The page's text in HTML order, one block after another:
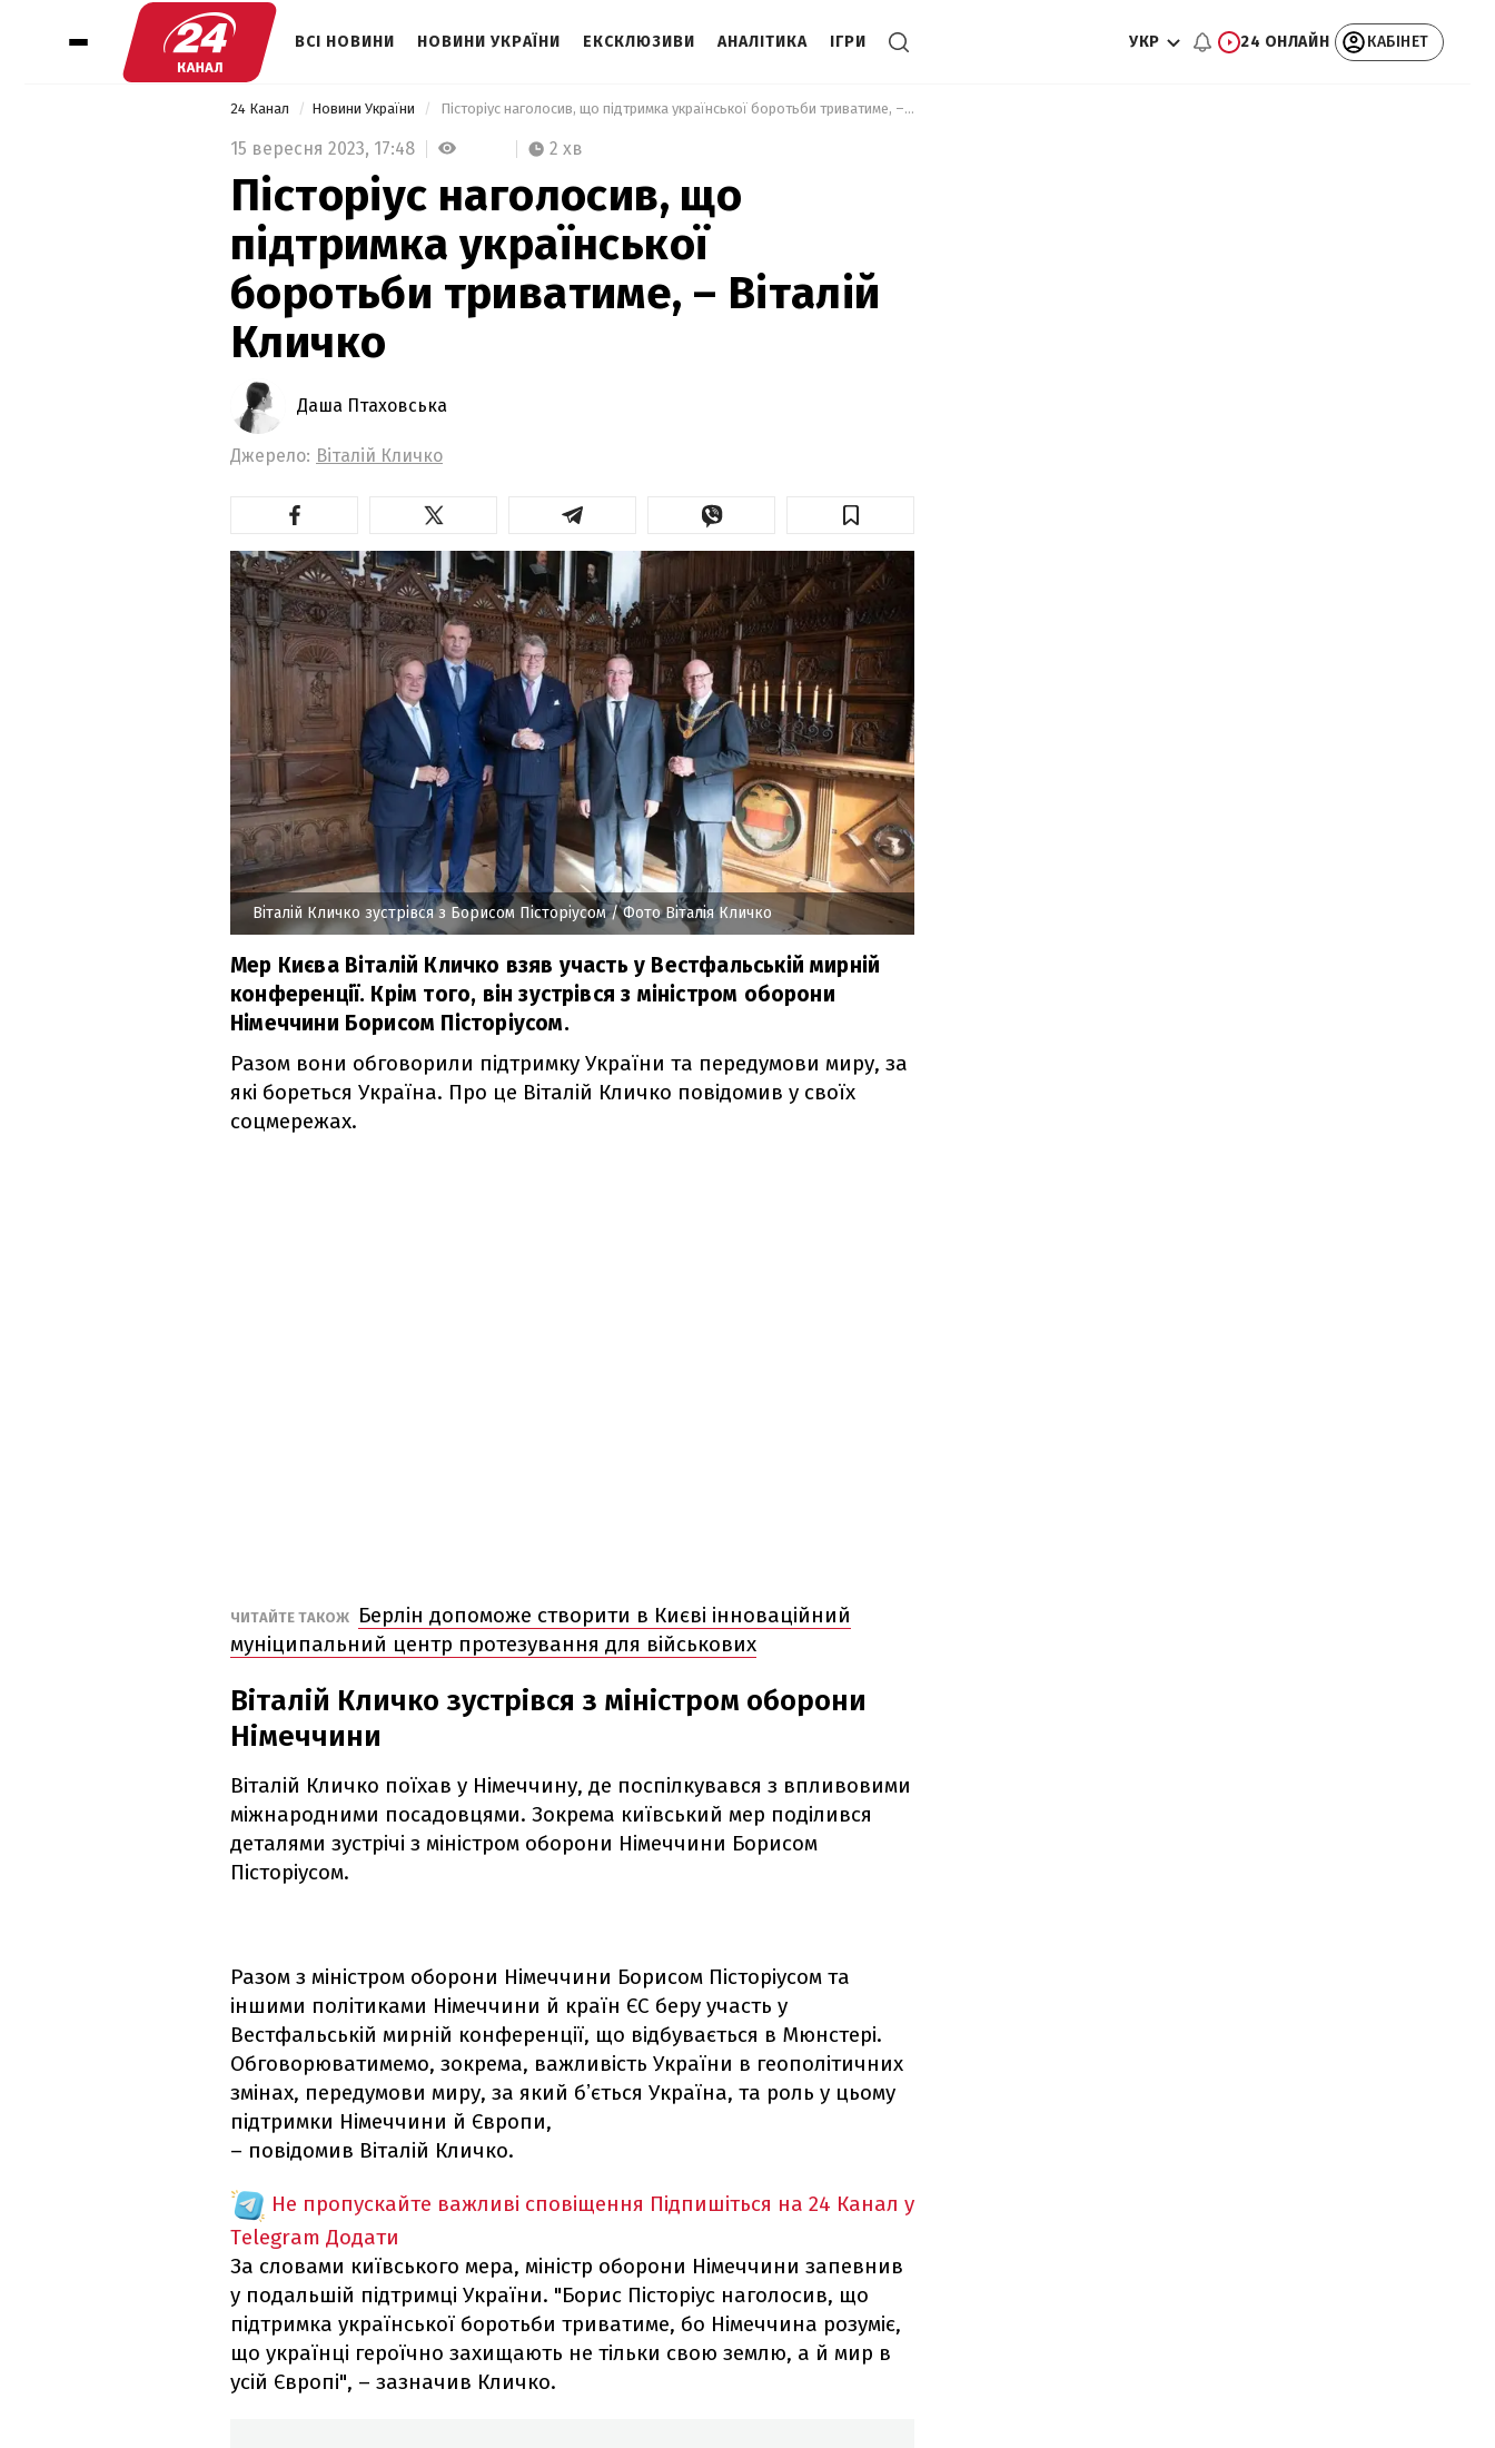
ВСІ НОВИНИ НОВИНИ УКРАЇНИ ЕКСКЛЮЗИВИ АНАЛІТИКА ІГРИ УКР 24 ОНЛАЙН КАБІНЕТ
24 Канал Новини України Пісторіус наголосив, що підтримка української боротьби триватиме, – Віталій Кличко
15 вересня 2023, 17:48 2 хв
Пісторіус наголосив, що
підтримка української
боротьби триватиме, – Віталій
Кличко
Даша Птаховська
Джерело: Віталій Кличко
Віталій Кличко зустрівся з Борисом Пісторіусом/ Фото Віталія Кличко
Мер Києва Віталій Кличко взяв участь у Вестфальській мирній
конференції. Крім того, він зустрівся з міністром оборони
Німеччини Борисом Пісторіусом.
Разом вони обговорили підтримку України та передумови миру, за
які бореться Україна. Про це Віталій Кличко повідомив у своїх
соцмережах.
ЧИТАЙТЕ ТАКОЖ
Берлін допоможе створити в Києві інноваційний
муніципальний центр протезування для військових
Віталій Кличко зустрівся з міністром оборони
Німеччини
Віталій Кличко поїхав у Німеччину, де поспілкувався з впливовими
міжнародними посадовцями. Зокрема київський мер поділився
деталями зустрічі з міністром оборони Німеччини Борисом
Пісторіусом.
Разом з міністром оборони Німеччини Борисом Пісторіусом та
іншими політиками Німеччини й країн ЄС беру участь у
Вестфальській мирній конференції, що відбувається в Мюнстері.
Обговорюватимемо, зокрема, важливість України в геополітичних
змінах, передумови миру, за який бʼється Україна, та роль у цьому
підтримки Німеччини й Європи,
– повідомив Віталій Кличко.
Не пропускайте важливі сповіщення Підпишіться на 24 Канал у
Telegram Додати
За словами київського мера, міністр оборони Німеччини запевнив
у подальшій підтримці України. "Борис Пісторіус наголосив, що
підтримка української боротьби триватиме, бо Німеччина розуміє,
що українці героїчно захищають не тільки свою землю, а й мир в
усій Європі", – зазначив Кличко.